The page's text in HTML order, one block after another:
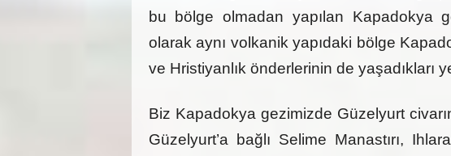
bu bölge olmadan yapılan Kapadokya
olarak aynı volkanik yapıdaki bölge
ve Hristiyanlık önderlerinin de yaşadıkları
Biz Kapadokya gezimizde Güzelyurt
Güzelyurt’a bağlı Selime Manastırı,